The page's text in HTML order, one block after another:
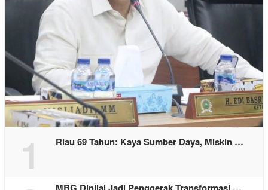
1 Riau 69 Tahun: Kaya Sumber Daya, Miskin …